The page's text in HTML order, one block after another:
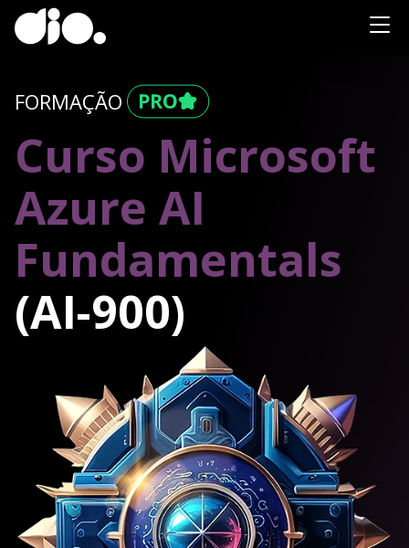
FORMAÇÃO
Curso Microsoft
Azure AI
Fundamentals
(AI-900)